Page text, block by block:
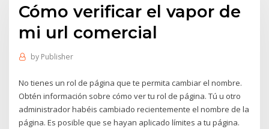
Cómo verificar el vapor de
mi url comercial
by Publisher
No tienes un rol de página que te permita cambiar el nombre.
Obtén información sobre cómo ver tu rol de página. Tú u otro
administrador habéis cambiado recientemente el nombre de la
página. Es posible que se hayan aplicado límites a tu página.